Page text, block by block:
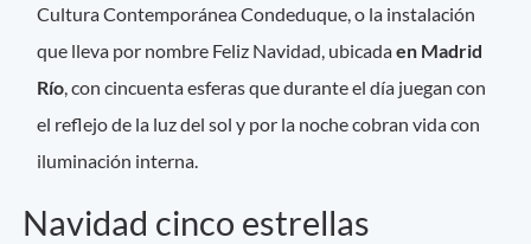
Cultura Contemporánea Condeduque, o la instalación
que lleva por nombre Feliz Navidad, ubicadaen Madrid
Río , con cincuenta esferas que durante el día juegan con
el reflejo de la luz del sol y por la noche cobran vida con
iluminación interna.
Navidad cinco estrellas